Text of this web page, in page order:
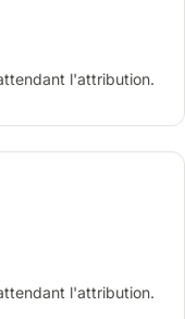
l'attribution.
l'attribution.